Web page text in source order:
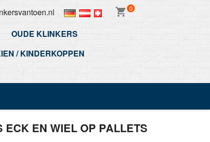
shopping_cart 0
OUDE KLINKERS
/ KINDERKOPPEN
ECK EN WIEL OP PALLETS